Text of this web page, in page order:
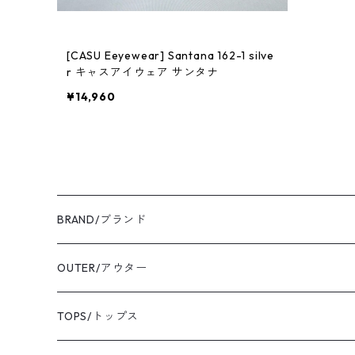
[CASU Eeyewear] Santana 162-1 silve
r キャスアイウェア サンタナ
¥14,960
BRAND/ブランド
ordinary fits/オーディナリーフィッツ
sassafras/ササフラス
OUTER/アウター
coat/コート
TOPS/トップス